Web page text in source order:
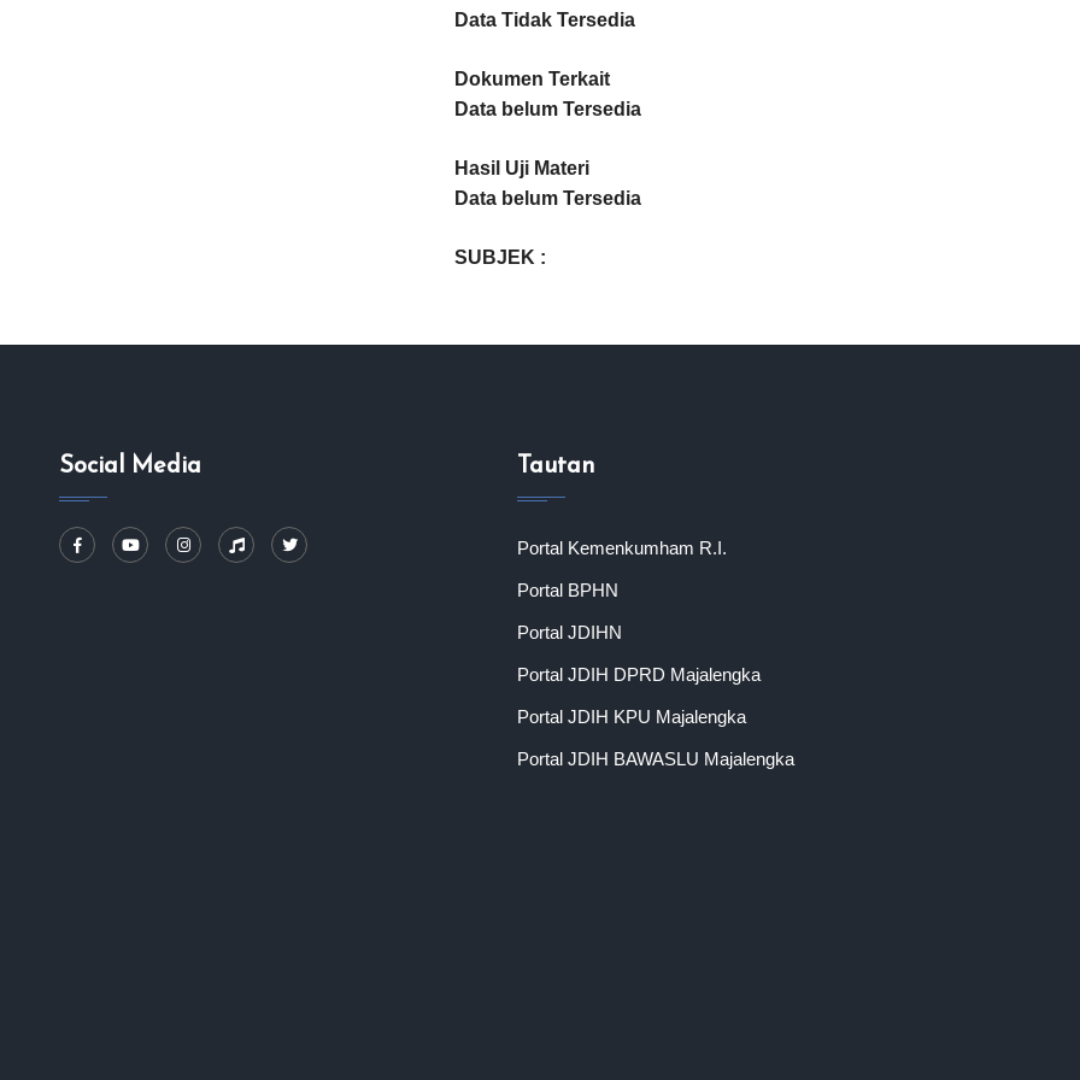
Data Tidak Tersedia
Dokumen Terkait
Data belum Tersedia
Hasil Uji Materi
Data belum Tersedia
SUBJEK :
Social Media Tautan
Portal Kemenkumham R.I.
Portal BPHN
Portal JDIHN
Portal JDIH DPRD Majalengka
Portal JDIH KPU Majalengka
Portal JDIH BAWASLU Majalengka